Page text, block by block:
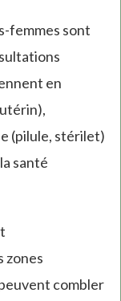
femmes sont
en
(pilule, stérilet)
santé
zones
combler